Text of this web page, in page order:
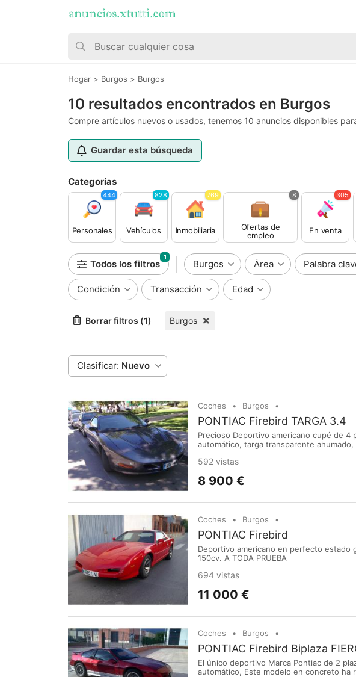
Hogar > Burgos > Burgos
10 resultados encontrados en Burgos
Compre artículos nuevos o usados, tenemos 10 anuncios disponibles
Guardar esta búsqueda
Categorías
Personales
444
Vehículos
828
Inmobiliaria
769
Ofertas de
empleo
8
En venta
305
Todos los filtros
1
Burgos Área Palabra
Condición Transacción Edad
Borrar filtros (1) Burgos
Clasificar: Nuevo
Coches Burgos
PONTIAC Firebird TARGA 3.4
Precioso Deportivo americano cupé de 4
automático, targa transparente
592 vistas
8 900 €
Coches Burgos
PONTIAC Firebird
Deportivo americano en perfecto estado
150cv. A TODA PRUEBA
694 vistas
11 000 €
Coches Burgos
PONTIAC Firebird Biplaza
El único deportivo Marca Pontiac de 2
automático, Este modelo en concreto ha